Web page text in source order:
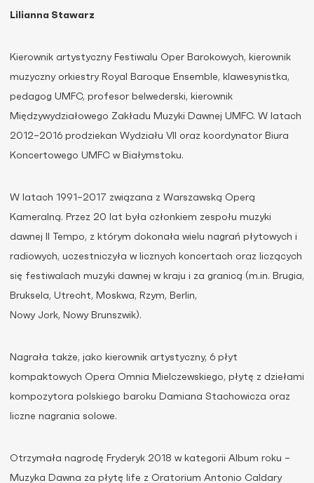
Lilianna Stawarz
Kierownik artystyczny Festiwalu Oper Barokowych, kierownik
muzyczny orkiestry Royal Baroque Ensemble, klawesynistka,
pedagog UMFC, profesor belwederski, kierownik
Międzywydziałowego Zakładu Muzyki Dawnej UMFC. W latach
2012–2016 prodziekan Wydziału VII oraz koordynator Biura
Koncertowego UMFC w Białymstoku.
W latach 1991–2017 związana z Warszawską Operą
Kameralną. Przez 20 lat była członkiem zespołu muzyki
dawnej Il Tempo, z którym dokonała wielu nagrań płytowych i
radiowych, uczestniczyła w licznych koncertach oraz liczących
się festiwalach muzyki dawnej w kraju i za granicą (m.in. Brugia,
Bruksela, Utrecht, Moskwa, Rzym, Berlin,
Nowy Jork, Nowy Brunszwik).
Nagrała także, jako kierownik artystyczny, 6 płyt
kompaktowych Opera Omnia Mielczewskiego, płytę z dziełami
kompozytora polskiego baroku Damiana Stachowicza oraz
liczne nagrania solowe.
Otrzymała nagrodę Fryderyk 2018 w kategorii Album roku –
Muzyka Dawna za płytę life z Oratorium Antonio Caldary